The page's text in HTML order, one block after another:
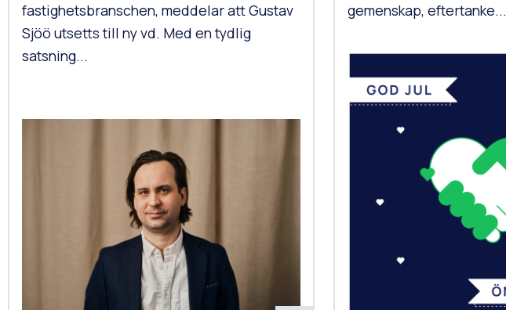
fastighetsbranschen, meddelar att Gustav
Sjöö utsetts till ny vd. Med en tydlig
satsning...
gemenskap, eftertanke...